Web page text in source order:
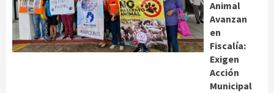
Animal
Avanzan
en
Fiscalía:
Exigen
Acción
Municipal